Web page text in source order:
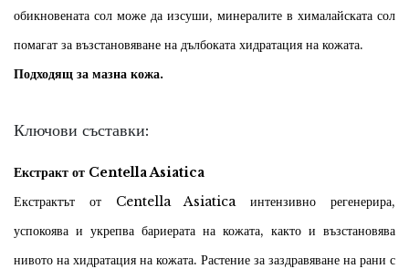
обикновената сол може да изсуши, минералите в хималайската сол
помагат за възстановяване на дълбоката хидратация на кожата.
Подходящ за мазна кожа.
Ключови съставки:
Екстракт от Centella Asiatica
Екстрактът от Centella Asiaticaинтензивно регенерира,
успокоява и укрепва бариерата на кожата, както и възстановява
нивото на хидратация на кожата. Растение за заздравяване на рани с